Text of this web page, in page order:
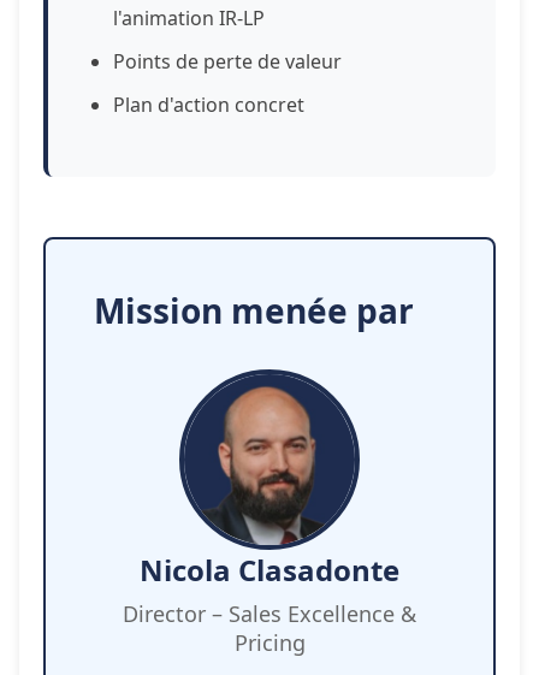
l'animation IR-LP
Points de perte de valeur
Plan d'action concret
Mission menée par
Nicola Clasadonte
Director – Sales Excellence &
Pricing